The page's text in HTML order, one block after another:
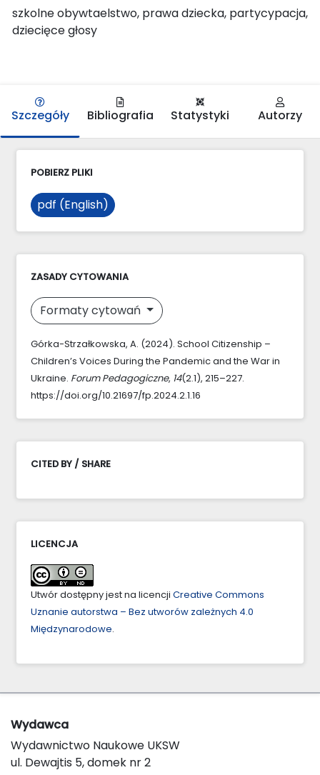
szkolne obywtaelstwo, prawa dziecka, partycypacja,
dziecięce głosy
Szczegóły Bibliografia Statystyki Autorzy
POBIERZ PLIKI
pdf (English)
ZASADY CYTOWANIA
Formaty cytowań
Górka-Strzałkowska, A. (2024). School Citizenship –
Children’s Voices During the Pandemic and the War in
Ukraine. Forum Pedagogiczne, 14(2.1), 215–227.
https://doi.org/10.21697/fp.2024.2.1.16
CITED BY / SHARE
LICENCJA
Utwór dostępny jest na licencji Creative Commons
Uznanie autorstwa – Bez utworów zależnych 4.0
Międzynarodowe.
Wydawca
Wydawnictwo Naukowe UKSW
ul. Dewajtis 5, domek nr 2